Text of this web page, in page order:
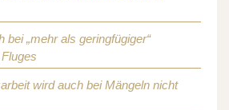
„mehr als geringfügiger“
wird auch bei Mängeln nicht